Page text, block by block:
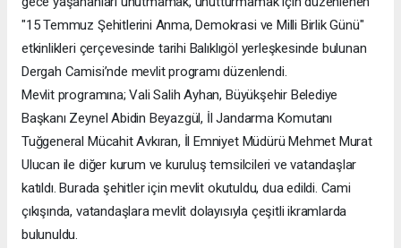
"15 Temmuz Şehitlerini Anma, Demokrasi ve Milli Birlik Günü"
etkinlikleri çerçevesinde tarihi Balıklıgöl yerleşkesinde bulunan
Dergah Camisi’nde mevlit programı düzenlendi.
Mevlit programına; Vali Salih Ayhan, Büyükşehir Belediye
Başkanı Zeynel Abidin Beyazgül, İl Jandarma Komutanı
Tuğgeneral Mücahit Avkıran, İl Emniyet Müdürü Mehmet Murat
Ulucan ile diğer kurum ve kuruluş temsilcileri ve vatandaşlar
katıldı. Burada şehitler için mevlit okutuldu, dua edildi. Cami
çıkışında, vatandaşlara mevlit dolayısıyla çeşitli ikramlarda
bulunuldu.